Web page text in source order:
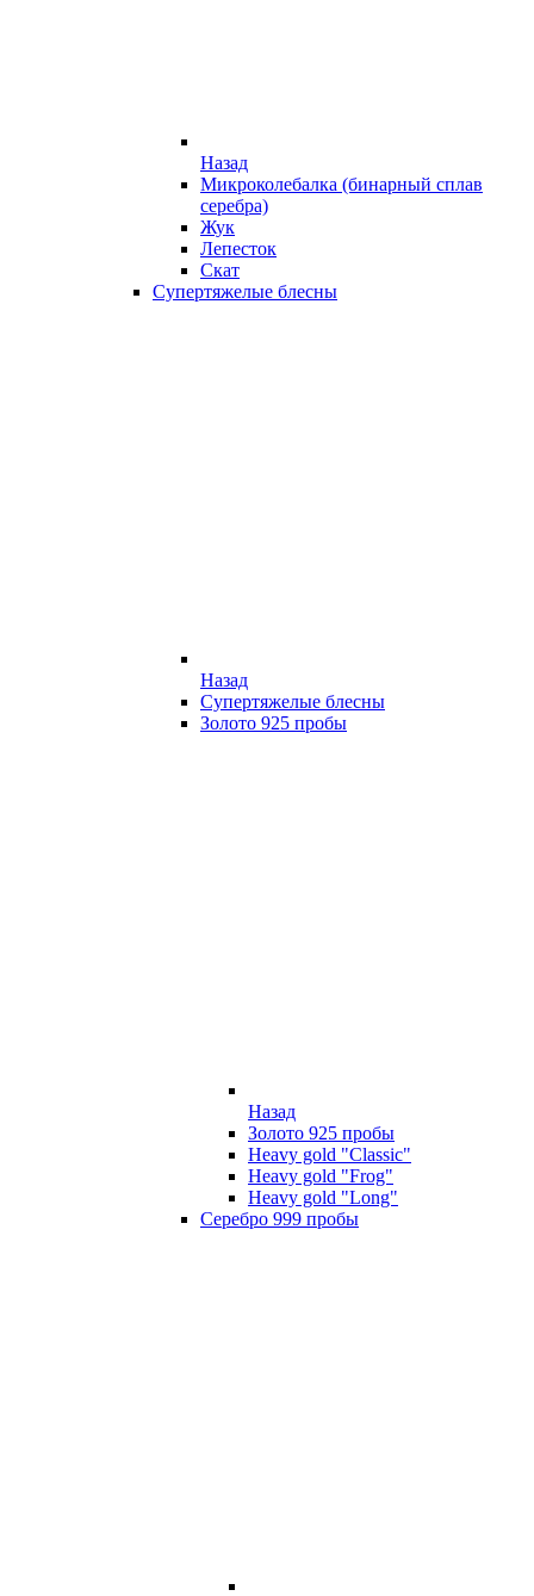
Назад
Микроколебалка (бинарный сплав
серебра)
Жук
Лепесток
Скат
Супертяжелые блесны
Назад
Супертяжелые блесны
Золото 925 пробы
Назад
Золото 925 пробы
Heavy gold "Classic"
Heavy gold "Frog"
Heavy gold "Long"
Серебро 999 пробы